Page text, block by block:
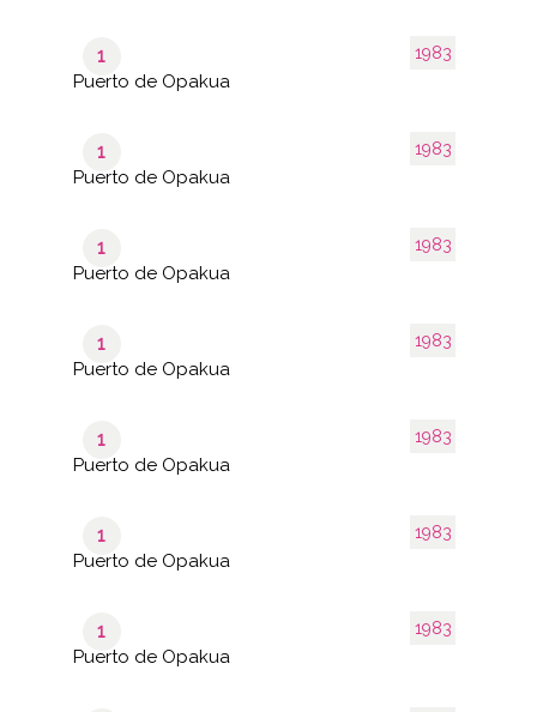
1983
1
Puerto de Opakua
1983
1
Puerto de Opakua
1983
1
Puerto de Opakua
1983
1
Puerto de Opakua
1983
1
Puerto de Opakua
1983
1
Puerto de Opakua
1983
1
Puerto de Opakua